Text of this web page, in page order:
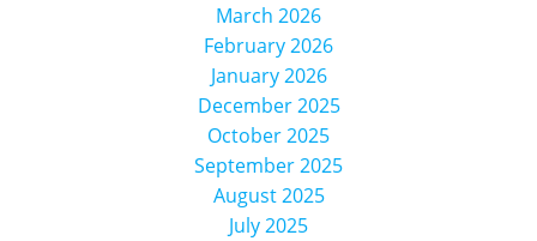
March 2026
February 2026
January 2026
December 2025
October 2025
September 2025
August 2025
July 2025